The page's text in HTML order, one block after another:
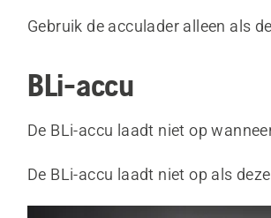
Gebruik de acculader alleen als
BLi-accu
De BLi-accu laadt niet op
De BLi-accu laadt niet op als